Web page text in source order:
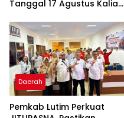
Tanggal 17 Agustus Kalian
Daerah
Pemkab Lutim Perkuat